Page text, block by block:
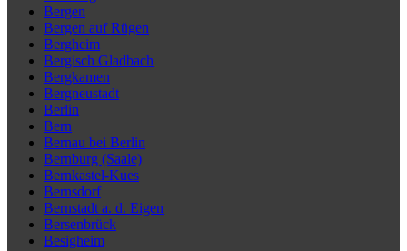
Bergen
Bergen auf Rügen
Bergheim
Bergisch Gladbach
Bergkamen
Bergneustadt
Berlin
Bern
Bernau bei Berlin
Bernburg (Saale)
Bernkastel-Kues
Bernsdorf
Bernstadt a. d. Eigen
Bersenbrück
Besigheim